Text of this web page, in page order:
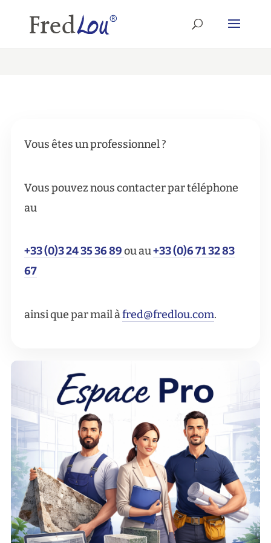
Vous êtes un professionnel ?
Vous pouvez nous contacter par téléphone
au
+33 (0)3 24 35 36 89ou au+33 (0)6 71 32 83
67
ainsi que par mail àfred@fredlou.com.